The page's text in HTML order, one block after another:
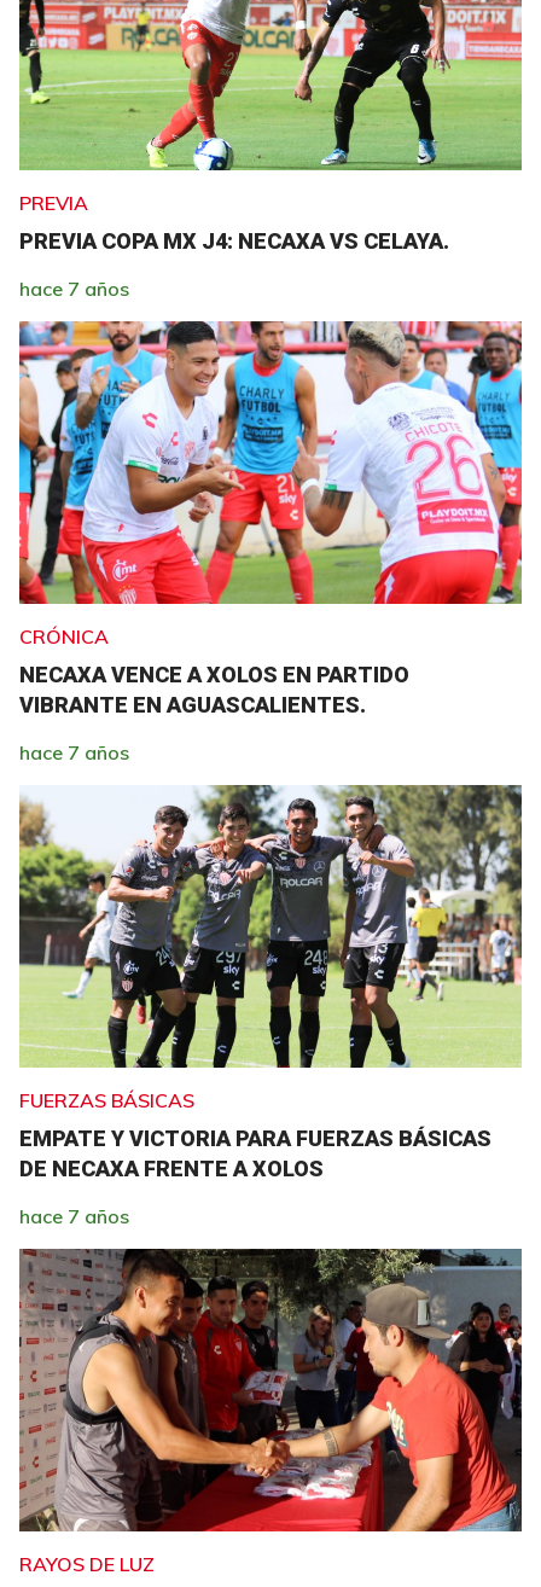
PREVIA
PREVIA COPA MX J4: NECAXA VS CELAYA.
hace 7 años
CRÓNICA
NECAXA VENCE A XOLOS EN PARTIDO
VIBRANTE EN AGUASCALIENTES.
hace 7 años
FUERZAS BÁSICAS
EMPATE Y VICTORIA PARA FUERZAS BÁSICAS
DE NECAXA FRENTE A XOLOS
hace 7 años
RAYOS DE LUZ